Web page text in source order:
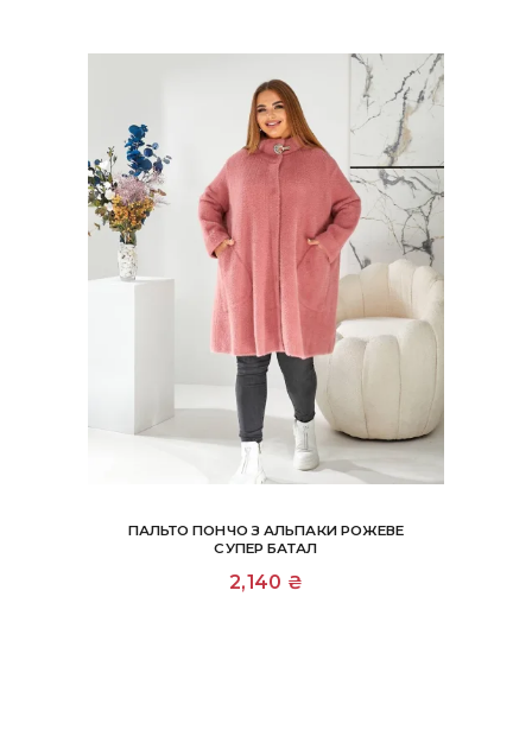
ПАЛЬТО ПОНЧО З АЛЬПАКИ РОЖЕВЕ
СУПЕР БАТАЛ
2,140 ₴